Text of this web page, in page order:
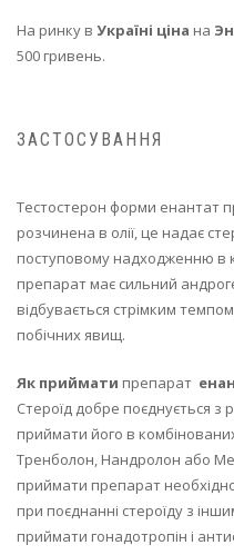
На ринку в Україні ціна на
500 гривень.
ЗАСТОСУВАННЯ
Тестостерон форми енантат
розчинена в олії, це надає
поступовому надходженню в
препарат має сильний
відбувається стрімким
побічних явищ.
Як приймати препарат
Стероїд добре поєднується з
приймати його в
Тренболон, Нандролон або
приймати препарат
при поєднанні стероїду з
приймати гонадотропін і